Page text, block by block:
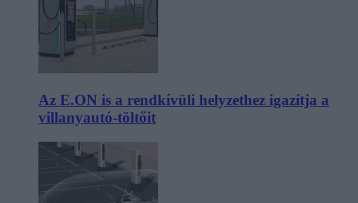
Az E.ON is a rendkívüli helyzethez igazítja a
villanyautó-töltőit